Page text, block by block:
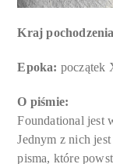
Kraj
Epoka: początek
O piśmie:
Foundational jest
Jednym z nich
pisma, które